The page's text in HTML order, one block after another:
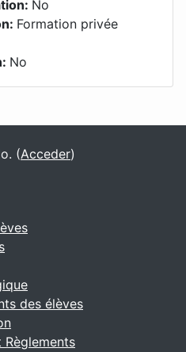
: No
: Formation privée
: No
(Acceder)
des élèves